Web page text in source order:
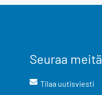
Seuraa meitä
Tilaa uutisviesti